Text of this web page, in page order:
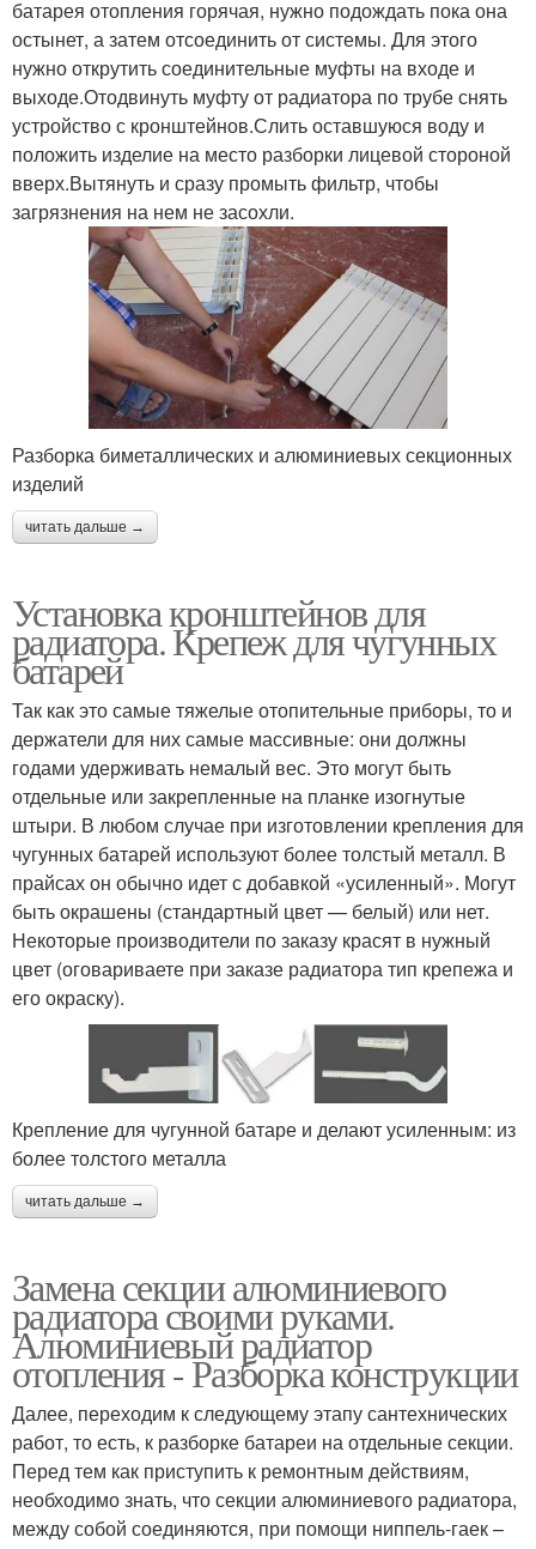
батарея отопления горячая, нужно подождать пока она
остынет, а затем отсоединить от системы. Для этого
нужно открутить соединительные муфты на входе и
выходе.Отодвинуть муфту от радиатора по трубе снять
устройство с кронштейнов.Слить оставшуюся воду и
положить изделие на место разборки лицевой стороной
вверх.Вытянуть и сразу промыть фильтр, чтобы
загрязнения на нем не засохли.
Разборка биметаллических и алюминиевых секционных
изделий
читать дальше →
Установка кронштейнов для
радиатора. Крепеж для чугунных
батарей
Так как это самые тяжелые отопительные приборы, то и
держатели для них самые массивные: они должны
годами удерживать немалый вес. Это могут быть
отдельные или закрепленные на планке изогнутые
штыри. В любом случае при изготовлении крепления для
чугунных батарей используют более толстый металл. В
прайсах он обычно идет с добавкой «усиленный». Могут
быть окрашены (стандартный цвет — белый) или нет.
Некоторые производители по заказу красят в нужный
цвет (оговариваете при заказе радиатора тип крепежа и
его окраску).
Крепление для чугунной батаре и делают усиленным: из
более толстого металла
читать дальше →
Замена секции алюминиевого
радиатора своими руками.
Алюминиевый радиатор
отопления - Разборка конструкции
Далее, переходим к следующему этапу сантехнических
работ, то есть, к разборке батареи на отдельные секции.
Перед тем как приступить к ремонтным действиям,
необходимо знать, что секции алюминиевого радиатора,
между собой соединяются, при помощи ниппель-гаек –